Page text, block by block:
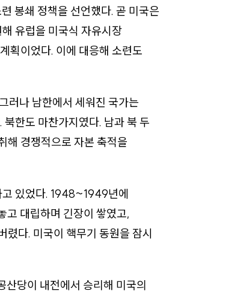
봉쇄 정책을 선언했다. 곧 미국은
유럽을 미국식 자유시장
획이었다. 이에 대응해 소련도
러나 남한에서 세워진 국가는
한도 마찬가지였다. 남과 북 두
해 경쟁적으로 자본 축적을
고 있었다. 1948~1949년에
고 대립하며 긴장이 쌓였고,
렸다. 미국이 핵무기 동원을 잠시
당이 내전에서 승리해 미국의